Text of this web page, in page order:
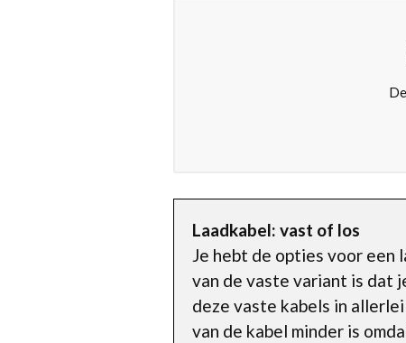
Laadkabel: vast of los
Je hebt de opties voor een
van de vaste variant is dat
deze vaste kabels in
van de kabel minder is